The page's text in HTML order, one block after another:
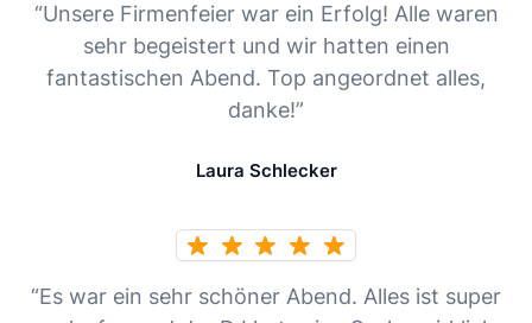
“Unsere Firmenfeier war ein Erfolg! Alle waren
sehr begeistert und wir hatten einen
fantastischen Abend. Top angeordnet alles,
danke!”
Laura Schlecker
“Es war ein sehr schöner Abend. Alles ist super